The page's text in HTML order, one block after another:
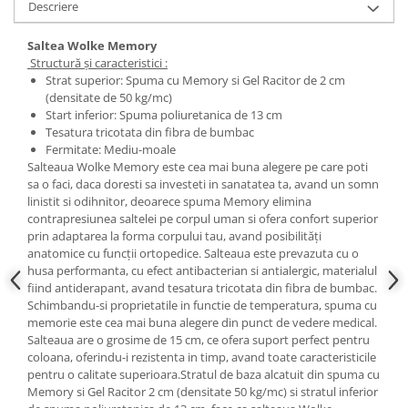
Descriere
Saltea Wolke Memory
Structură și caracteristici :
Strat superior: Spuma cu Memory si Gel Racitor de 2 cm
(densitate de 50 kg/mc)
Start inferior: Spuma poliuretanica de 13 cm
Tesatura tricotata din fibra de bumbac
Fermitate: Mediu-moale
Salteaua Wolke Memoryeste cea mai buna alegere pe care poti
sa o faci, daca doresti sa investeti in sanatatea ta, avand un somn
linistit si odihnitor, deoarece spuma Memory elimina
contrapresiunea saltelei pe corpul uman si ofera confort superior
prin adaptarea la forma corpului tau, avand posibilităţi
anatomice cu funcţii ortopedice. Salteaua este prevazuta cu o
husa performanta, cu efect antibacterian si antialergic, materialul
fiind antiderapant, avand tesatura tricotata din fibra de bumbac.
Schimbandu-si proprietatile in functie de temperatura, spuma cu
memorie este cea mai buna alegere din punct de vedere medical.
Salteaua are o grosime de 15 cm, ce ofera suport perfect pentru
coloana, oferindu-i rezistenta in timp, avand toate caracteristicile
pentru o calitate superioara.Stratul de baza alcatuit din spuma cu
Memory si Gel Racitor 2 cm (densitate 50 kg/mc) si stratul inferior